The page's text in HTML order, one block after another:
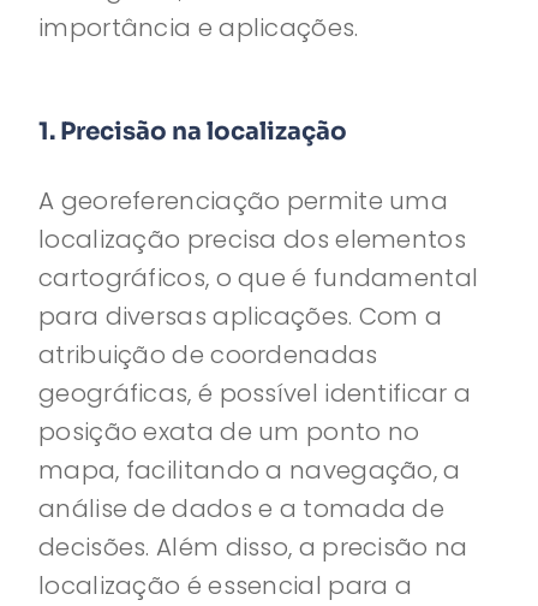
importância e aplicações.
1. Precisão na localização
A georeferenciação permite uma
localização precisa dos elementos
cartográficos, o que é fundamental
para diversas aplicações. Com a
atribuição de coordenadas
geográficas, é possível identificar a
posição exata de um ponto no
mapa, facilitando a navegação, a
análise de dados e a tomada de
decisões. Além disso, a precisão na
localização é essencial para a